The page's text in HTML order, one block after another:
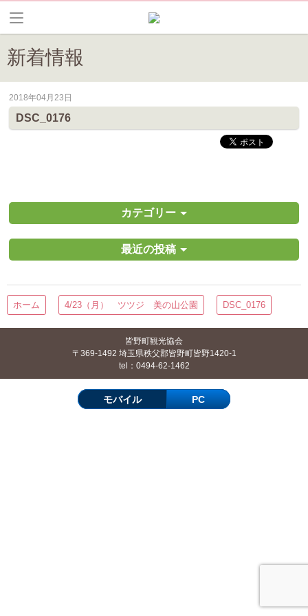
新着情報
皆野町のイベントやお祭り、花情報等の最新情報や観光協会会員情報
2018年04月23日
DSC_0176
カテゴリー
最近の投稿
ホーム 4/23（月） ツツジ 美の山公園 DSC_0176
皆野町観光協会
〒369-1492 埼玉県秩父郡皆野町皆野1420-1
tel：0494-62-1462
モバイル PC